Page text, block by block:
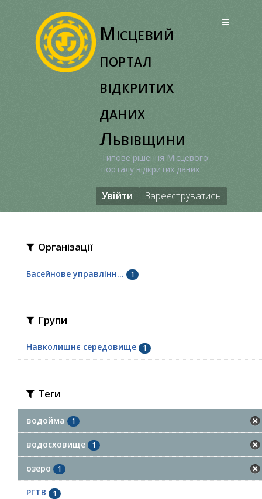
Місцевий
портал
відкритих
даних
Львівщини
Типове рішення Місцевого
порталу відкритих даних
Увійти Зареєструватись
Організації
Басейнове управлінн... 1
Групи
Навколишнє середовище 1
Теги
водойма 1
водосховище 1
озеро 1
РГТВ 1